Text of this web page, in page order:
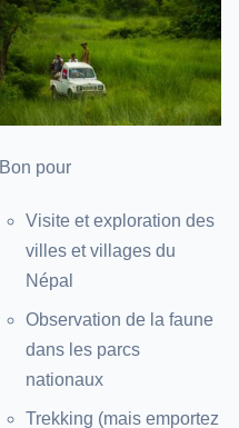
Bon pour
Visite et exploration des
villes et villages du
Népal
Observation de la faune
dans les parcs
nationaux
Trekking (mais emportez